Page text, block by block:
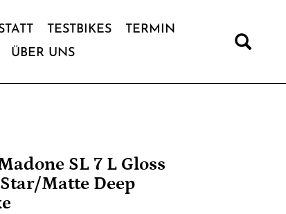
TESTBIKES
TERMIN
ÜBER UNS
SL 7 L Gloss
Matte Deep